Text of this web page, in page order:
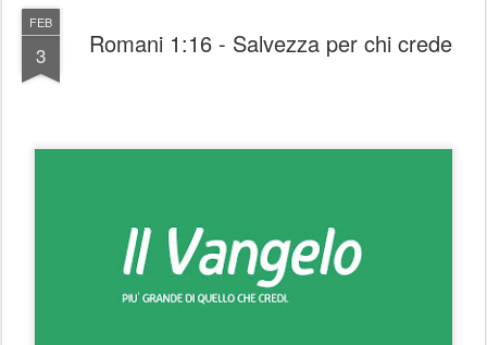
FEB
3 Romani 1:16 - Salvezza per chi crede